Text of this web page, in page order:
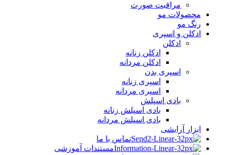
مراقبت صورت
محصولات مو
رنگ مو
ادکلن و اسپری
ادکلن
ادکلن زنانه
ادکلن مردانه
اسپری بدن
اسپری زنانه
اسپری مردانه
بادی اسپلش
بادی اسپلش زنانه
بادی اسپلش مردانه
ابزار آرایشی
تماس با ما
مستندات آموزشی